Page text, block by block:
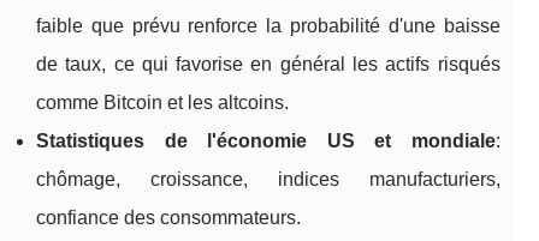
faible que prévu renforce la probabilité d'une baisse
de taux, ce qui favorise en général les actifs risqués
comme Bitcoin et les altcoins.
Statistiques de l'économie US et mondiale:
chômage, croissance, indices manufacturiers,
confiance des consommateurs.